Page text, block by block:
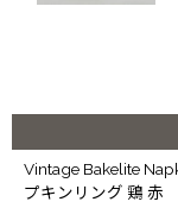
Vintage Bakelite
プキンリング 鶏 赤